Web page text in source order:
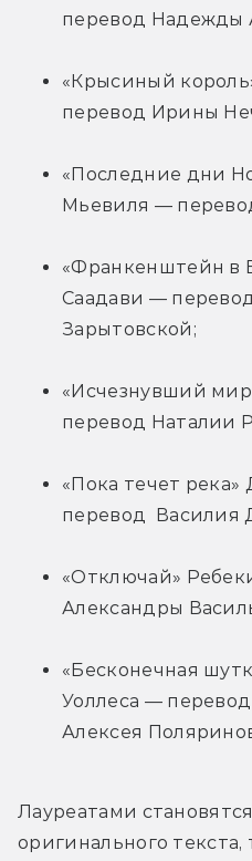
перевод Надежды
«Крысиный
перевод Ирины
«Последние дни
Мьевиля —
«Франкенштейн в
Саадави —
Зарытовской;
«Исчезнувший
перевод Наталии
«Пока течет
перевод  Василия
«Отключай»
Александры
«Бесконечная
Уоллеса —
Алексея
Лауреатами
оригинального